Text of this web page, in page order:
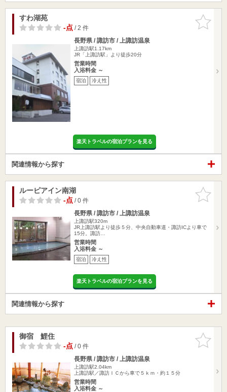
お気に入
りに追加
すわ湖苑
-点/ 2 件
長野県 / 諏訪市 / 上諏訪温泉
上諏訪駅1.17km
JR「上諏訪駅」より徒歩20分
営業時間
入浴料金 ～
宿泊 冷え性
楽天トラベルの宿泊プランを見る
関連情報から探す
お気に入
りに追加
ルーピアイン南湖
-点/ 0 件
長野県 / 諏訪市 / 上諏訪温泉
上諏訪駅320m
JR上諏訪駅より徒歩５分、中央自動車道・諏訪ICより車で
15分。諏訪…
営業時間
入浴料金 ～
宿泊 冷え性
楽天トラベルの宿泊プランを見る
関連情報から探す
お気に入
りに追加
御宿 鯉住
-点/ 0 件
長野県 / 諏訪市 / 上諏訪温泉
上諏訪駅2.04km
上諏訪駅／諏訪ＩＣから車で５ｋｍ・約１５分
営業時間
入浴料金 ～